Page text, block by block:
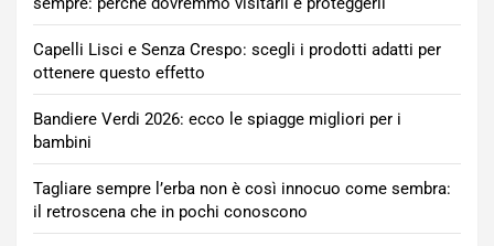
Capelli Lisci e Senza Crespo: scegli i prodotti adatti per
ottenere questo effetto
Bandiere Verdi 2026: ecco le spiagge migliori per i
bambini
Tagliare sempre l’erba non è così innocuo come sembra:
il retroscena che in pochi conoscono